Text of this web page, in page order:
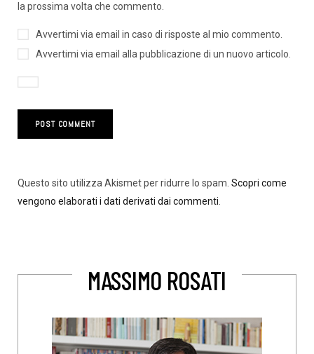
la prossima volta che commento.
Avvertimi via email in caso di risposte al mio commento.
Avvertimi via email alla pubblicazione di un nuovo articolo.
Questo sito utilizza Akismet per ridurre lo spam. Scopri come
vengono elaborati i dati derivati dai commenti
MASSIMO ROSATI